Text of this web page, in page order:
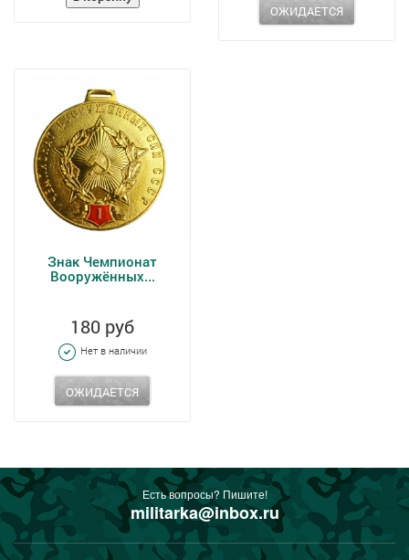
ОЖИДАЕТСЯ
Знак Чемпионат
Вооружённых...
180 руб
Нет в наличии
ОЖИДАЕТСЯ
Есть вопросы? Пишите!
militarka@inbox.ru